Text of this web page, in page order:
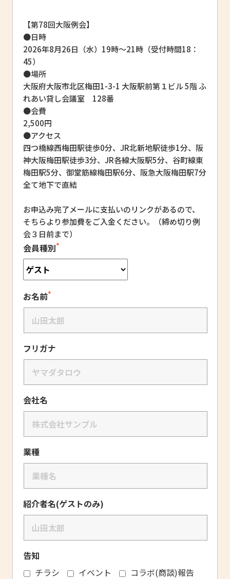
【第78回大阪例会】
●日時
2026年8月26日（水）19時～21時（受付時間18：
45）
●場所
大阪府大阪市北区梅田1-3-1 大阪駅前第１ビル 5階 ふ
れあい貸し会議室 128番
●会費
2,500円
●アクセス
四つ橋線西梅田駅徒歩0分、JR北新地駅徒歩1分、阪
神大阪梅田駅徒歩3分、JR各線大阪駅5分、谷町線東
梅田駅5分、御堂筋線梅田駅6分、阪急大阪梅田駅7分
全て地下で直結
お申込み完了メールに支払いのリンクがあるので、
そちらより参加費をご入金ください。（締め切り例
会３日前まで）
会員種別*
お名前*
フリガナ
会社名
業種
紹介者名(ゲストのみ)
告知
チラシ
イベント
コラボ(商談)報告